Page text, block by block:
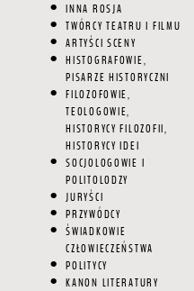
INNA ROSJA
TWÓRCY TEATRU I FILMU
ARTYŚCI SCENY
HISTOGRAFOWIE,
PISARZE HISTORYCZNI
FILOZOFOWIE,
TEOLOGOWIE,
HISTORYCY FILOZOFII,
HISTORYCY IDEI
SOCJOLOGOWIE I
POLITOLODZY
JURYŚCI
PRZYWÓDCY
ŚWIADKOWIE
CZŁOWIECZEŃSTWA
POLITYCY
KANON LITERATURY